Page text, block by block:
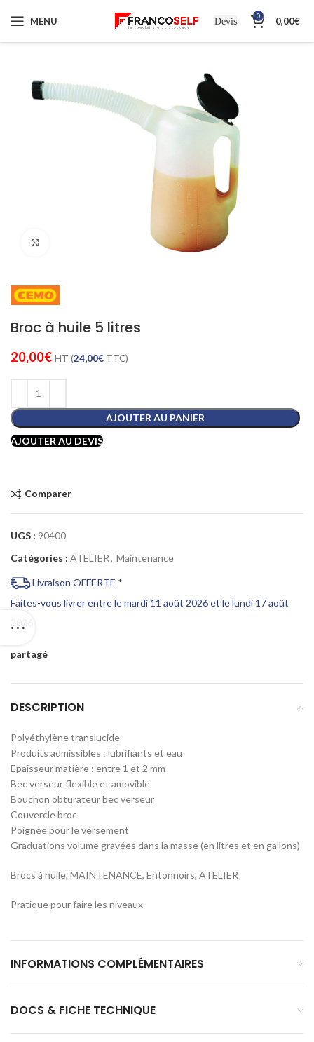
MENU Devis 0 0,00€
Broc à huile 5 litres
20,00€ HT (24,00€ TTC)
AJOUTER AU PANIER
AJOUTER AU DEVIS
Comparer
UGS : 90400
Catégories : ATELIER, Maintenance
Livraison OFFERTE *
Faites-vous livrer entre le mardi 11 août 2026 et le lundi 17 août
partagé
DESCRIPTION
Polyéthylène translucide
Produits admissibles : lubrifiants et eau
Epaisseur matière : entre 1 et 2 mm
Bec verseur flexible et amovible
Bouchon obturateur bec verseur
Couvercle broc
Poignée pour le versement
Graduations volume gravées dans la masse (en litres et en gallons)
Brocs à huile, MAINTENANCE, Entonnoirs, ATELIER
Pratique pour faire les niveaux
INFORMATIONS COMPLÉMENTAIRES
DOCS & FICHE TECHNIQUE